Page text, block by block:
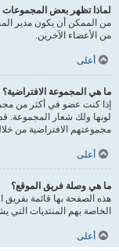
لماذا تظهر بعض
من الممكن أن يكون مدير
من الأعضاء الآخرين.
أعلى
ما هي المجموعة الافتراضية؟
إذا كنت عضو في أكثر من
لونها ولك شعار المجموعة.
مجموعتهم الافتراضية من
أعلى
ما هي وصلة فريق الموقع؟
هذه الصفحة بها قائمة
الخاصة بهم المنتديات التي
أعلى